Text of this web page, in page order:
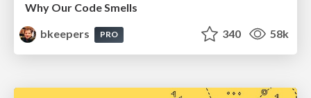
Why Our Code Smells
bkeepers
PRO 340 58k